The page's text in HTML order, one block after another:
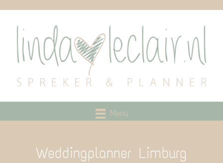
Menu
Weddingplanner Limburg